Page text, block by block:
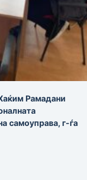
Рамадани
самоуправа, г-ѓа